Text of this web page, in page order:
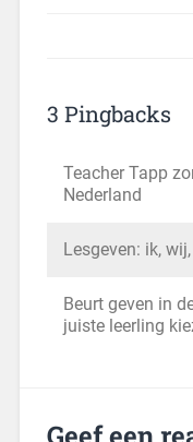
3 Pingbacks
Teacher Tapp
Nederland
Lesgeven: ik,
Beurt geven in
juiste leerling